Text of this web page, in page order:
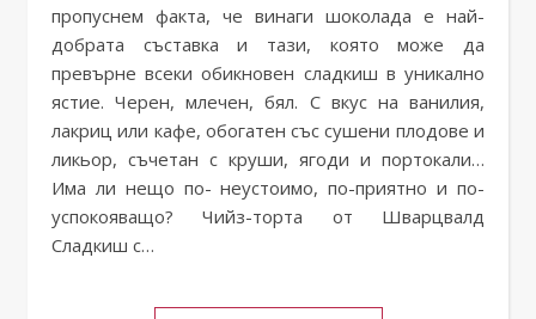
пропуснем факта, че винаги шоколада е най-
добрата съставка и тази, която може да
превърне всеки обикновен сладкиш в уникално
ястие. Черен, млечен, бял. С вкус на ванилия,
лакриц или кафе, обогатен със сушени плодове и
ликьор, съчетан с круши, ягоди и портокали…
Има ли нещо по- неустоимо, по-приятно и по-
успокояващо? Чийз-торта от Шварцвалд
Сладкиш с…